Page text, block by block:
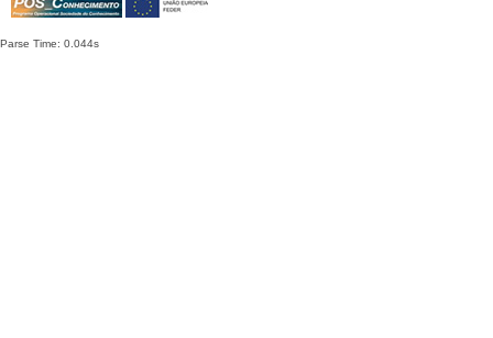
Parse Time: 0.044s